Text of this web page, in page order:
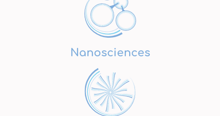
Nanosciences